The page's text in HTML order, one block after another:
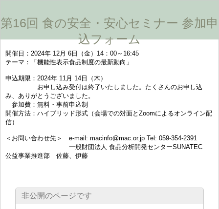
第16回 食の安全・安心セミナー 参加申
込フォーム
開催日：2024年 12月 6日（金）14：00～16:45
テーマ：「機能性表示食品制度の最新動向」
申込期限：2024年 11月 14日（木）
お申し込み受付は終了いたしました。たくさんのお申し込
み、ありがとうございました。
参加費：無料・事前申込制
開催方法：ハイブリッド形式（会場での対面とZoomによるオンライン配
信）
＜お問い合わせ先＞ e-mail: macinfo@mac.or.jp Tel: 059-354-2391
一般財団法人 食品分析開発センターSUNATEC
公益事業推進部 佐藤、伊藤
非公開のページです